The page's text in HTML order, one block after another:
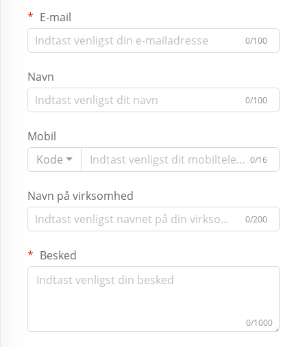
E-mail
0/100
Navn
0/100
Mobil
Kode
0/16
Navn på virksomhed
0/200
Besked
0/1000